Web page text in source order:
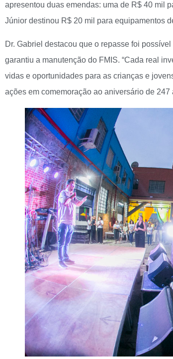
apresentou duas emendas: uma de R$ 40 mil
Júnior destinou R$ 20 mil para equipamentos
Dr. Gabriel destacou que o repasse foi
garantiu a manutenção do FMIS. “Cada real
vidas e oportunidades para as crianças e
ações em comemoração ao aniversário de